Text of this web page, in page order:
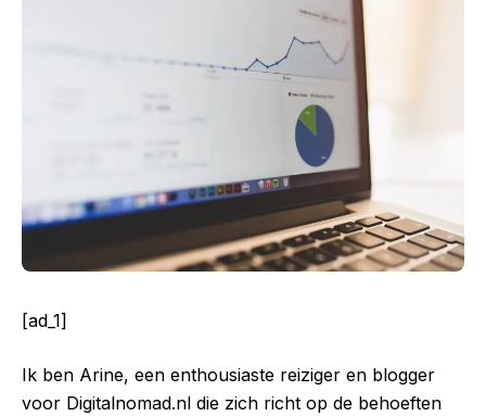
[ad_1]
Ik ben Arine, een enthousiaste reiziger en blogger
voor Digitalnomad.nl die zich richt op de behoeften